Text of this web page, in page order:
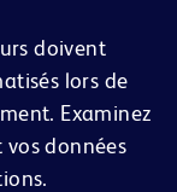
doivent
lors de
Examinez
données